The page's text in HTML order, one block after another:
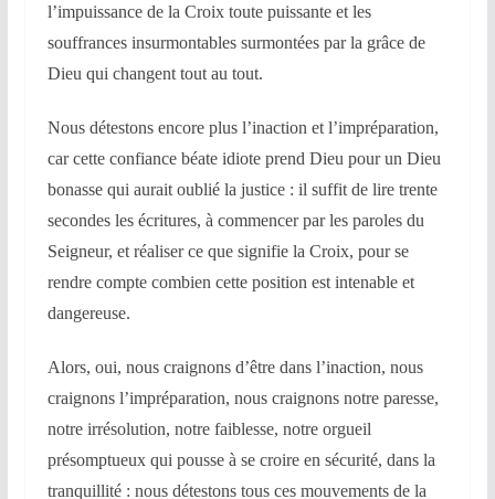
l’impuissance de la Croix toute puissante et les
souffrances insurmontables surmontées par la grâce de
Dieu qui changent tout au tout.
Nous détestons encore plus l’inaction et l’impréparation,
car cette confiance béate idiote prend Dieu pour un Dieu
bonasse qui aurait oublié la justice : il suffit de lire trente
secondes les écritures, à commencer par les paroles du
Seigneur, et réaliser ce que signifie la Croix, pour se
rendre compte combien cette position est intenable et
dangereuse.
Alors, oui, nous craignons d’être dans l’inaction, nous
craignons l’impréparation, nous craignons notre paresse,
notre irrésolution, notre faiblesse, notre orgueil
présomptueux qui pousse à se croire en sécurité, dans la
tranquillité : nous détestons tous ces mouvements de la